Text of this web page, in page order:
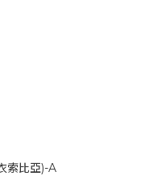
索比亞)-A